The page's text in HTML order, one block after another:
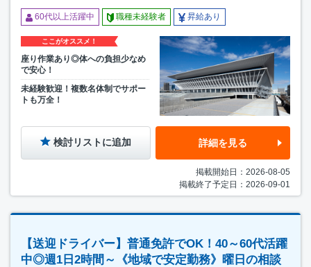
60代以上活躍中 職種未経験者 昇給あり
ここがオススメ！
座り作業あり◎体への負担少なめ
で安心！
未経験歓迎！複数名体制でサポー
トも万全！
検討リストに追加 詳細を見る
掲載開始日：2026-08-05
掲載終了予定日：2026-09-01
【送迎ドライバー】普通免許でOK！40～60代活躍
中◎週1日2時間～《地域で安定勤務》曜日の相談